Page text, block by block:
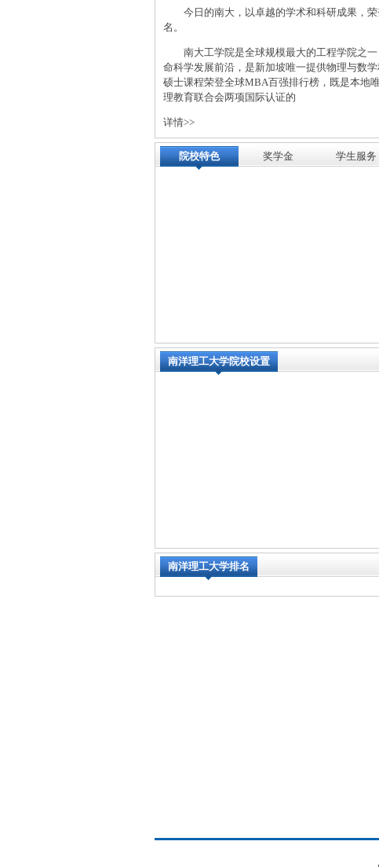
今日的南大，以卓越的学术和科研成果，荣
名。
南大工学院是全球规模最大的工程学院之一
命科学发展前沿，是新加坡唯一提供物理与数
硕士课程荣登全球MBA百强排行榜，既是本地
理教育联合会两项国际认证的
详情>>
院校特色 奖学金 学生服务
南洋理工大学院校设置
南洋理工大学排名